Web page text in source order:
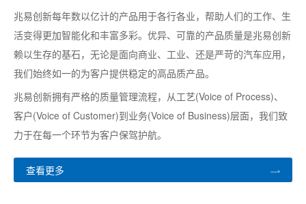
兆易创新每年数以亿计的产品用于各行各业，帮助人们的工作、生
活变得更加智能化和丰富多彩。优异、可靠的产品质量是兆易创新
赖以生存的基石，无论是面向商业、工业、还是严苛的汽车应用，
我们始终如一的为客户提供稳定的高品质产品。
兆易创新拥有严格的质量管理流程，从工艺(Voice of Process)、
客户(Voice of Customer)到业务(Voice of Business)层面，我们致
力于在每一个环节为客户保驾护航。
查看更多